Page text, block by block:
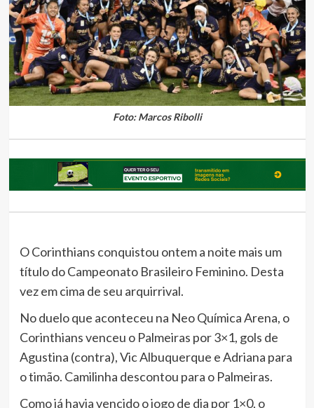
Foto: Marcos Ribolli
O Corinthians conquistou ontem a noite mais um
título do Campeonato Brasileiro Feminino. Desta
vez em cima de seu arquirrival.
No duelo que aconteceu na Neo Química Arena, o
Corinthians venceu o Palmeiras por 3×1, gols de
Agustina (contra), Vic Albuquerque e Adriana para
o timão. Camilinha descontou para o Palmeiras.
Como já havia vencido o jogo de dia por 1×0, o